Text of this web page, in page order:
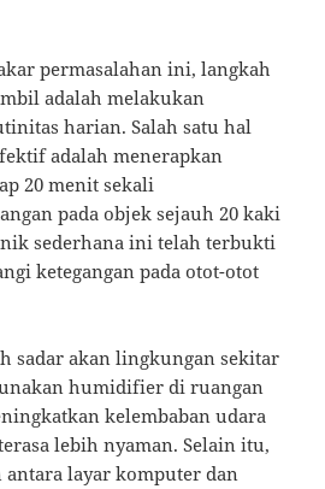
permasalahan ini, langkah
adalah melakukan
harian. Salah satu hal
adalah menerapkan
20 menit sekali
pada objek sejauh 20 kaki
sederhana ini telah terbukti
ketegangan pada otot-otot
sadar akan lingkungan sekitar
humidifier di ruangan
kelembaban udara
lebih nyaman. Selain itu,
antara layar komputer dan